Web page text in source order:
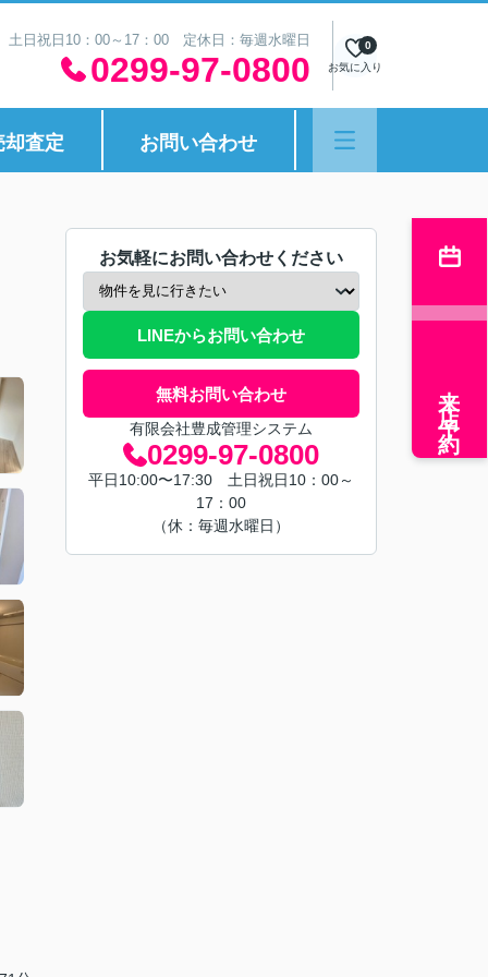
日祝日10：00～17：00 定休日：毎週水曜日
0299-97-0800 お気に入り
0
却査定 お問い合わせ
お気軽にお問い合わせください
LINEからお問い合わせ
無料お問い合わせ
有限会社豊成管理システム
0299-97-0800
平日10:00〜17:30 土日祝日10：00～
17：00
（休：毎週水曜日）
来店予約